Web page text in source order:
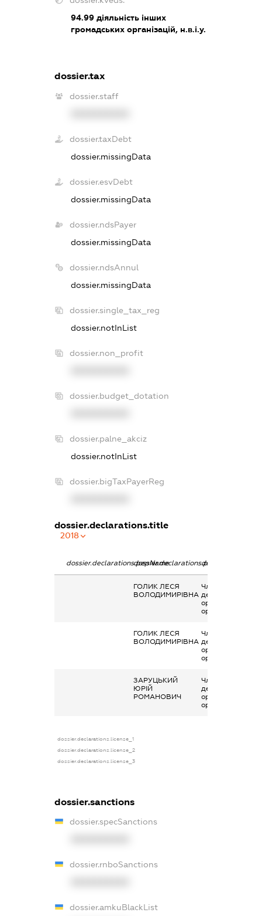
94.99 діяльність інших
громадських організацій, н.в.і.у.
dossier.tax
dossier.staff
dossier.taxDebt
dossier.missingData
dossier.esvDebt
dossier.missingData
dossier.ndsPayer
dossier.missingData
dossier.ndsAnnul
dossier.missingData
dossier.single_tax_reg
dossier.notInList
dossier.non_profit
dossier.budget_dotation
dossier.palne_akciz
dossier.notInList
dossier.bigTaxPayerReg
dossier.declarations.title
2018
dossier.declarations.pepNamedossier.declarations.personName
ГОЛИК ЛЕСЯ
ВОЛОДИМИРІВНА
Членство
декларування в
організаціях та їх
органах
ГОЛИК ЛЕСЯ
ВОЛОДИМИРІВНА
Членство
декларування в
організаціях та їх
органах
ЗАРУЦЬКИЙ
ЮРІЙ
РОМАНОВИЧ
Членство
декларування в
організаціях та їх
органах
dossier.declarations.license_1
dossier.declarations.license_2
dossier.declarations.license_3
dossier.sanctions
dossier.specSanctions
dossier.rnboSanctions
dossier.amkuBlackList